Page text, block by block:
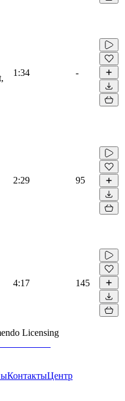
1:34 -
2:29 95
4:17 145
Licensing
КонтактыЦентр